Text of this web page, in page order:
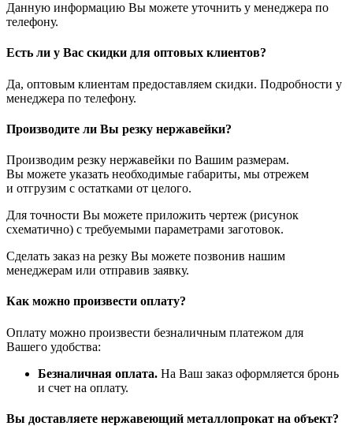
Данную информацию Вы можете уточнить у менеджера по
телефону.
Есть ли у Вас скидки для оптовых клиентов?
Да, оптовым клиентам предоставляем скидки. Подробности у
менеджера по телефону.
Производите ли Вы резку нержавейки?
Производим резку нержавейки по Вашим размерам.
Вы можете указать необходимые габариты, мы отрежем
и отгрузим с остатками от целого.
Для точности Вы можете приложить чертеж (рисунок
схематично) с требуемыми параметрами заготовок.
Сделать заказ на резку Вы можете позвонив нашим
менеджерам или отправив заявку.
Как можно произвести оплату?
Оплату можно произвести безналичным платежом для
Вашего удобства:
Безналичная оплата. На Ваш заказ оформляется бронь
и счет на оплату.
Вы доставляете нержавеющий металлопрокат на объект?